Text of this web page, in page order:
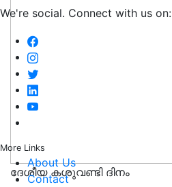
We're social. Connect with us on:
More Links
About Us
Contact
ദേശീയ കശുവണ്ടി ദിനം